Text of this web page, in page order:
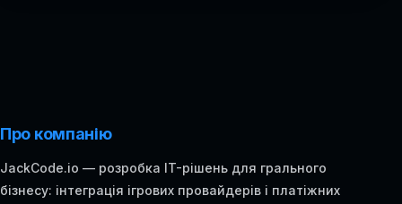
Про компанію
JackCode.io — розробка IT-рішень для грального
бізнесу: інтеграція ігрових провайдерів і платіжних